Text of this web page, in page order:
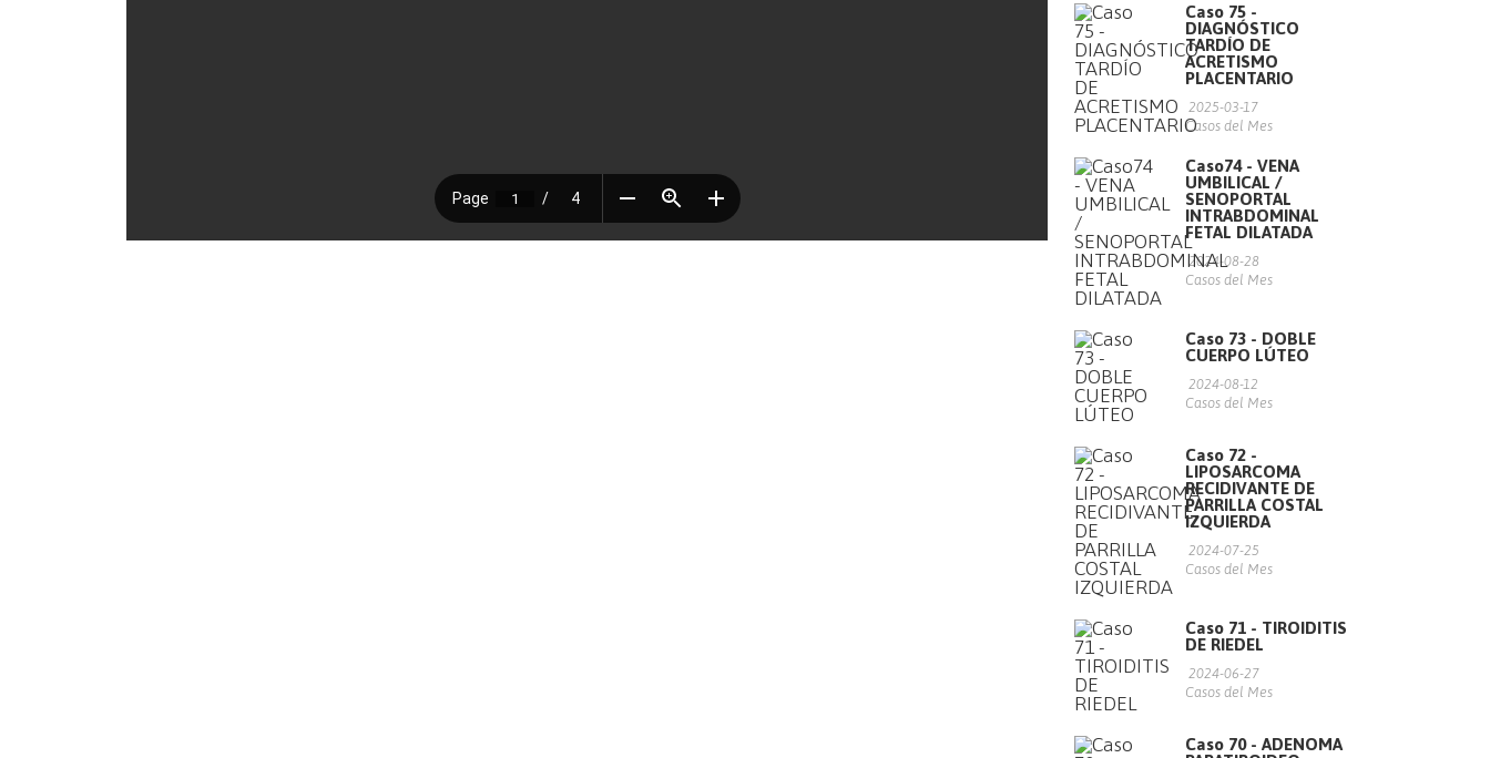
Caso 75 -
DIAGNÓSTICO
TARDÍO DE
ACRETISMO
PLACENTARIO
2025-03-17
Casos del Mes
Caso74 - VENA
UMBILICAL /
SENOPORTAL
INTRABDOMINAL
FETAL DILATADA
2024-08-28
Casos del Mes
Caso 73 - DOBLE
CUERPO LÚTEO
2024-08-12
Casos del Mes
Caso 72 -
LIPOSARCOMA
RECIDIVANTE DE
PARRILLA COSTAL
IZQUIERDA
2024-07-25
Casos del Mes
Caso 71 - TIROIDITIS
DE RIEDEL
2024-06-27
Casos del Mes
Caso 70 - ADENOMA